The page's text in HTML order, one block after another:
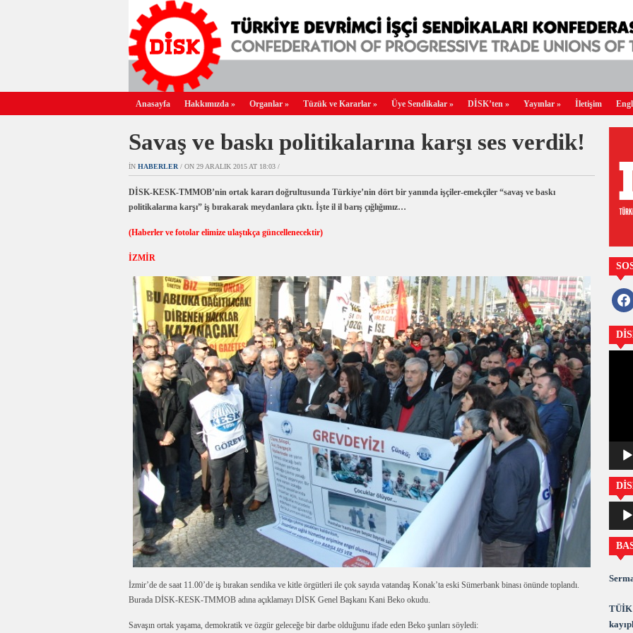
Anasayfa Hakkımızda » Organlar » Tüzük ve Kararlar » Üye Sendikalar » DİSK’ten » Yayınlar » İletişim
Savaş ve baskı politikalarına karşı ses verdik!
IN HABERLER / ON 29 ARALIK 2015 AT 18:03 /
DİSK-KESK-TMMOB’nin ortak kararı doğrultusunda Türkiye’nin dört bir yanında işçiler-emekçiler “savaş ve baskı
politikalarına karşı” iş bırakarak meydanlara çıktı. İşte il il barış çığlığımız…
(Haberler ve fotolar elimize ulaştıkça güncellenecektir)
İZMİR
İzmir’de de saat 11.00’de iş bırakan sendika ve kitle örgütleri ile çok sayıda vatandaş Konak’ta eski Sümerbank binası önünde toplandı.
Burada DİSK-KESK-TMMOB adına açıklamayı DİSK Genel Başkanı Kani Beko okudu.
Savaşın ortak yaşama, demokratik ve özgür geleceğe bir darbe olduğunu ifade eden Beko şunları söyledi:
oynatıcı
TÜİK